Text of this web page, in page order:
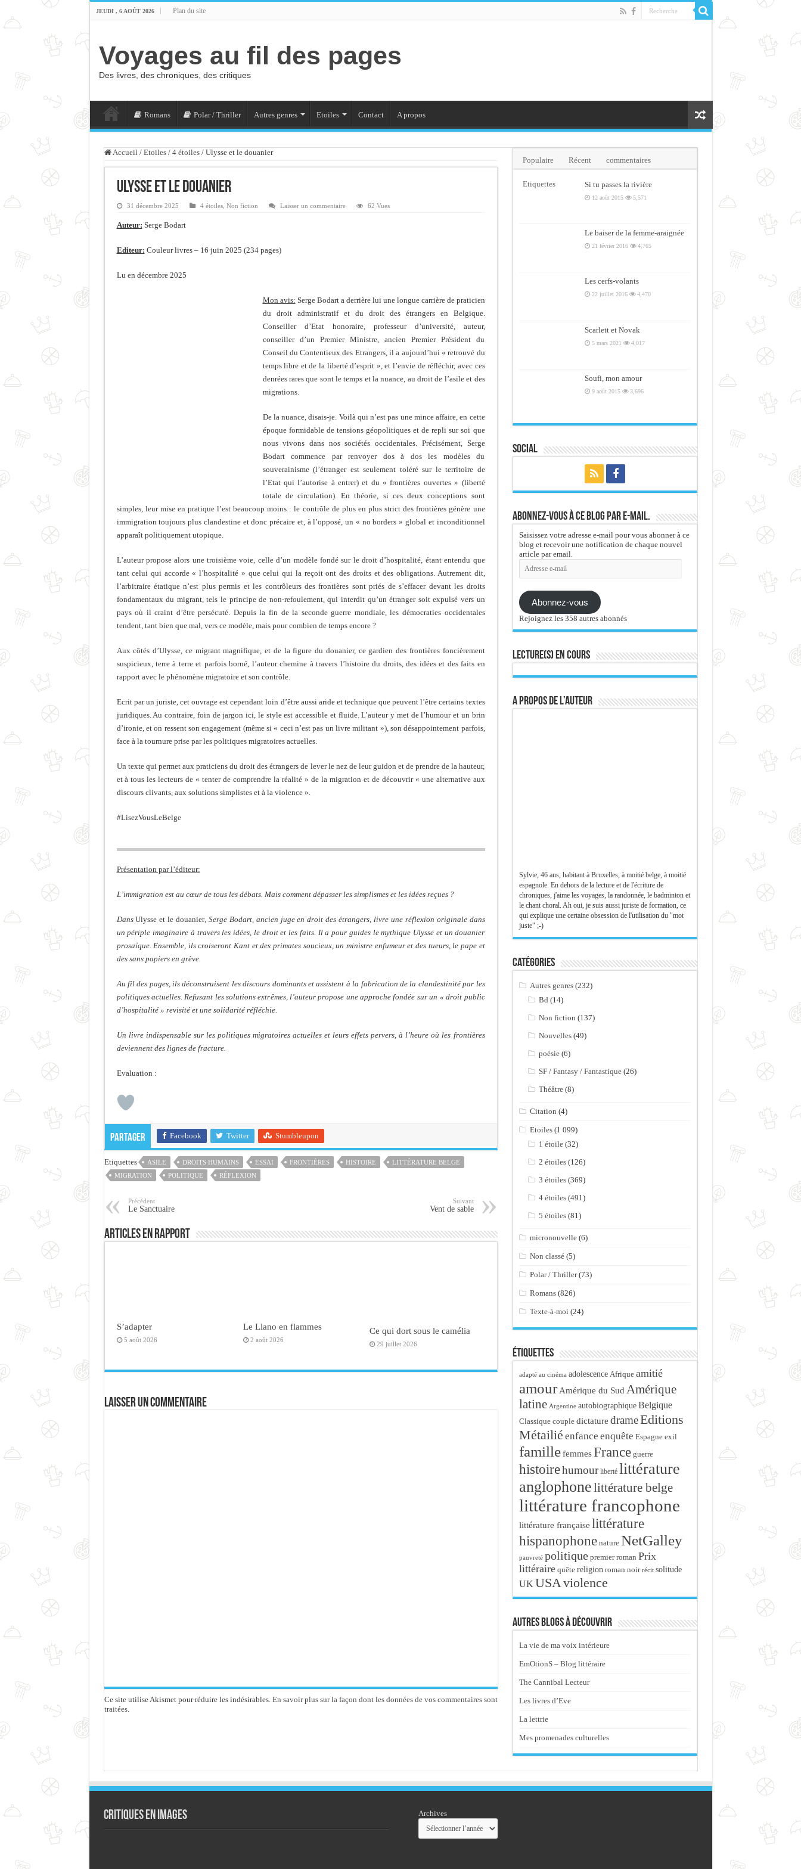
JEUDI , 6 AOÛT 2026 Plan du site
Voyages au fil des pages
Des livres, des chroniques, des critiques
Romans Polar / Thriller Autres genres Etoiles Contact A propos
Accueil / Etoiles / 4 étoiles / Ulysse et le douanier
Ulysse et le douanier
31 décembre 2025 4 étoiles, Non fiction Laisser un commentaire 62 Vues
Auteur: Serge Bodart
Editeur: Couleur livres – 16 juin 2025 (234 pages)
Lu en décembre 2025
Mon avis: Serge Bodart a derrière lui une longue carrière de praticien
du droit administratif et du droit des étrangers en Belgique.
Conseiller d’Etat honoraire, professeur d’université, auteur,
conseiller d’un Premier Ministre, ancien Premier Président du
Conseil du Contentieux des Etrangers, il a aujourd’hui « retrouvé du
temps libre et de la liberté d’esprit », et l’envie de réfléchir, avec ces
denrées rares que sont le temps et la nuance, au droit de l’asile et des
migrations.
De la nuance, disais-je. Voilà qui n’est pas une mince affaire, en cette
époque formidable de tensions géopolitiques et de repli sur soi que
nous vivons dans nos sociétés occidentales. Précisément, Serge
Bodart commence par renvoyer dos à dos les modèles du
souverainisme (l’étranger est seulement toléré sur le territoire de
l’Etat qui l’autorise à entrer) et du « frontières ouvertes » (liberté
totale de circulation). En théorie, si ces deux conceptions sont
simples, leur mise en pratique l’est beaucoup moins : le contrôle de plus en plus strict des frontières génère une
immigration toujours plus clandestine et donc précaire et, à l’opposé, un « no borders » global et inconditionnel
apparaît politiquement utopique.
L’auteur propose alors une troisième voie, celle d’un modèle fondé sur le droit d’hospitalité, étant entendu que
tant celui qui accorde « l’hospitalité » que celui qui la reçoit ont des droits et des obligations. Autrement dit,
l’arbitraire étatique n’est plus permis et les contrôleurs des frontières sont priés de s’effacer devant les droits
fondamentaux du migrant, tels le principe de non-refoulement, qui interdit qu’un étranger soit expulsé vers un
pays où il craint d’être persécuté. Depuis la fin de la seconde guerre mondiale, les démocraties occidentales
tendent, tant bien que mal, vers ce modèle, mais pour combien de temps encore ?
Aux côtés d’Ulysse, ce migrant magnifique, et de la figure du douanier, ce gardien des frontières foncièrement
suspicieux, terre à terre et parfois borné, l’auteur chemine à travers l’histoire du droits, des idées et des faits en
rapport avec le phénomène migratoire et son contrôle.
Ecrit par un juriste, cet ouvrage est cependant loin d’être aussi aride et technique que peuvent l’être certains textes
juridiques. Au contraire, foin de jargon ici, le style est accessible et fluide. L’auteur y met de l’humour et un brin
d’ironie, et on ressent son engagement (même si « ceci n’est pas un livre militant »), son désappointement parfois,
face à la tournure prise par les politiques migratoires actuelles.
Un texte qui permet aux praticiens du droit des étrangers de lever le nez de leur guidon et de prendre de la hauteur,
et à tous les lecteurs de « tenter de comprendre la réalité » de la migration et de découvrir « une alternative aux
discours clivants, aux solutions simplistes et à la violence ».
#LisezVousLeBelge
Présentation par l’éditeur:
L’immigration est au cœur de tous les débats. Mais comment dépasser les simplismes et les idées reçues ?
DansUlysse et le douanier, Serge Bodart, ancien juge en droit des étrangers, livre une réflexion originale dans
un périple imaginaire à travers les idées, le droit et les faits. Il a pour guides le mythique Ulysse et un douanier
prosaïque. Ensemble, ils croiseront Kant et des primates soucieux, un ministre enfumeur et des tueurs, le pape et
des sans papiers en grève.
Au fil des pages, ils déconstruisent les discours dominants et assistent à la fabrication de la clandestinité par les
politiques actuelles. Refusant les solutions extrêmes, l’auteur propose une approche fondée sur un « droit public
d’hospitalité » revisité et une solidarité réfléchie.
Un livre indispensable sur les politiques migratoires actuelles et leurs effets pervers, à l’heure où les frontières
deviennent des lignes de fracture.
Evaluation :
Partager Facebook Twitter Stumbleupon
Etiquettes ASILE DROITS HUMAINS ESSAI FRONTIÈRES HISTOIRE
LITTÉRATURE BELGE
MIGRATION
POLITIQUE RÉFLEXION
Précédent
Le Sanctuaire
Suivant
Vent de sable
Articles en rapport
S’adapter
5 août 2026
Le Llano en flammes
2 août 2026
Ce qui dort sous le camélia
29 juillet 2026
Laisser un commentaire
Ce site utilise Akismet pour réduire les indésirables. En savoir plus sur la façon dont les données de vos commentaires sont
traitées.
Populaire Récent commentaires
Etiquettes Si tu passes la rivière
12 août 2015 5,571
Le baiser de la femme-araignée
21 février 2016 4,765
Les cerfs-volants
22 juillet 2016 4,470
Scarlett et Novak
5 mars 2021 4,017
Soufi, mon amour
9 août 2015 3,696
Social
Abonnez-vous à ce blog par e-mail.
Saisissez votre adresse e-mail pour vous abonner à ce
blog et recevoir une notification de chaque nouvel
article par email.
Adresse
Abonnez-vous
Rejoignez les 358 autres abonnés
Lecture(s) en cours
A propos de l’auteur
Sylvie, 46 ans, habitant à Bruxelles, à moitié belge, à moitié
espagnole. En dehors de la lecture et de l'écriture de
chroniques, j'aime les voyages, la randonnée, le badminton et
le chant choral. Ah oui, je suis aussi juriste de formation, ce
qui explique une certaine obsession de l'utilisation du "mot
juste" ;-)
Catégories
Autres genres (232)
Bd (14)
Non fiction (137)
Nouvelles (49)
poésie (6)
SF / Fantasy / Fantastique (26)
Théâtre (8)
Citation (4)
Etoiles (1 099)
1 étoile (32)
2 étoiles (126)
3 étoiles (369)
4 étoiles (491)
5 étoiles (81)
micronouvelle (6)
Non classé (5)
Polar / Thriller(73)
Romans (826)
Texte-à-moi (24)
Étiquettes
adapté au cinéma adolescence Afrique amitié
amour Amérique du Sud Amérique
latine Argentine autobiographique Belgique
Classique couple dictature drameEditions
Métailié enfance enquête Espagne exil
famille femmes France guerre
histoirehumour liberté littérature
anglophonelittérature belge
littérature francophone
littérature française littérature
hispanophone nature NetGalley
pauvreté politique premier roman Prix
littéraire quête religion roman noir récit solitude
UK USA violence
Autres blogs à découvrir
La vie de ma voix intérieure
EmOtionS – Blog littéraire
The Cannibal Lecteur
Les livres d’Eve
La lettrie
Mes promenades culturelles
Critiques en images Archives